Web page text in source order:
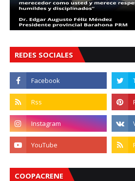
REDES SOCIALES
COOPACRENE